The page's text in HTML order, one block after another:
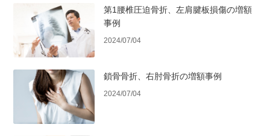
第1腰椎圧迫骨折、左肩腱板損傷の増額
事例
2024/07/04
鎖骨骨折、右肘骨折の増額事例
2024/07/04